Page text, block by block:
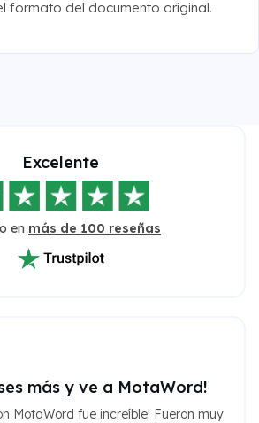
formato del documento original.
Excelente
en más de 100 reseñas
más y ve a MotaWord!
MotaWord fue increíble! Fueron muy